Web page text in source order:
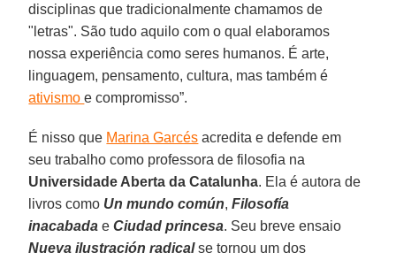
disciplinas que tradicionalmente chamamos de
"letras". São tudo aquilo com o qual elaboramos
nossa experiência como seres humanos. É arte,
linguagem, pensamento, cultura, mas também é
ativismoe compromisso”.
É nisso que Marina Garcés acredita e defende em
seu trabalho como professora de filosofia na
Universidade Aberta da Catalunha. Ela é autora de
livros como Un mundo común,Filosofía
inacabada eCiudad princesa. Seu breve ensaio
Nueva ilustración radicalse tornou um dos